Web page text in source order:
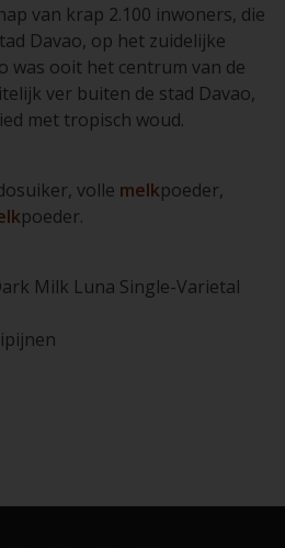
van krap 2.100 inwoners, die
Davao, op het zuidelijke
was ooit het centrum van de
ver buiten de stad Davao,
met tropisch woud.
volle melkpoeder,
poeder.
Milk Luna Single-Varietal